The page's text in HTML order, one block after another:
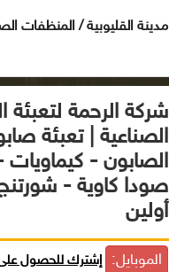
مدينة القليوبية / المنظفات
شركة الرحمة لتعبئة
الصناعية | تعبئة
الصابون -
صودا كاوية -
أولين
الموبايل: إشترك للحصول